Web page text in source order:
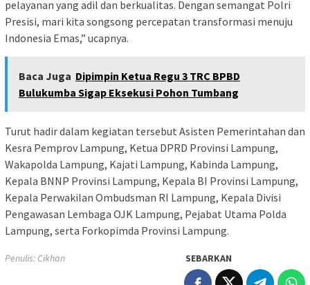
pelayanan yang adil dan berkualitas. Dengan semangat Polri
Presisi, mari kita songsong percepatan transformasi menuju
Indonesia Emas,” ucapnya.
Baca Juga Dipimpin Ketua Regu 3 TRC BPBD
Bulukumba Sigap Eksekusi Pohon Tumbang
Turut hadir dalam kegiatan tersebut Asisten Pemerintahan dan
Kesra Pemprov Lampung, Ketua DPRD Provinsi Lampung,
Wakapolda Lampung, Kajati Lampung, Kabinda Lampung,
Kepala BNNP Provinsi Lampung, Kepala BI Provinsi Lampung,
Kepala Perwakilan Ombudsman RI Lampung, Kepala Divisi
Pengawasan Lembaga OJK Lampung, Pejabat Utama Polda
Lampung, serta Forkopimda Provinsi Lampung.
Penulis: Cikhan SEBARKAN